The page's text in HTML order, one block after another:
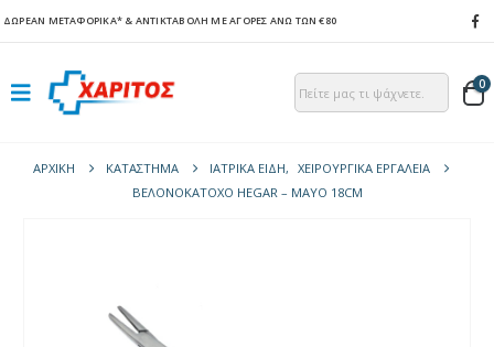
ΔΩΡΕΑΝ ΜΕΤΑΦΟΡΙΚΑ* & ΑΝΤΙΚΤΑΒΟΛΗ ΜΕ ΑΓΟΡΕΣ ΑΝΩ ΤΩΝ €80
0
ΑΡΧΙΚΉ ΚΑΤΆΣΤΗΜΑ ΙΑΤΡΙΚΑ ΕΙΔΗ, ΧΕΙΡΟΥΡΓΙΚΑ ΕΡΓΑΛΕΙΑ
ΒΕΛΟΝΟΚΆΤΟΧΟ HEGAR – MAYO 18CM